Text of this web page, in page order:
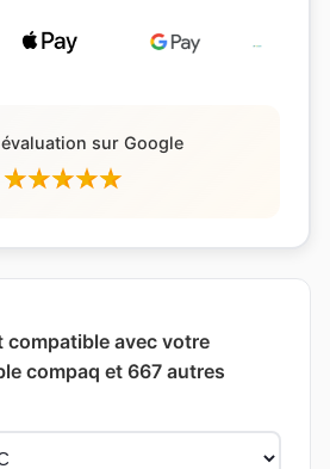
sur Google
compatible avec votre
compaq et 667 autres